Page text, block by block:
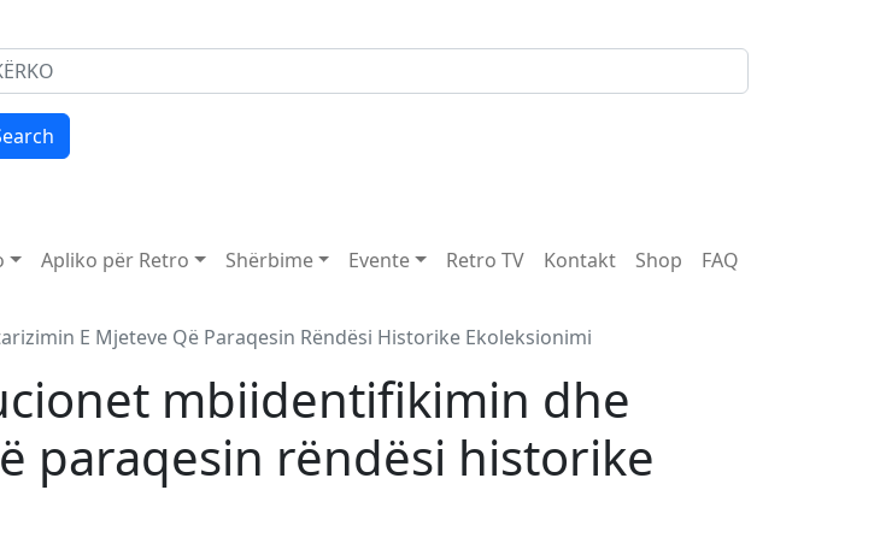
Apliko për Retro Shërbime Evente Retro TV Kontakt Shop
FAQ
E Mjeteve Që Paraqesin Rëndësi Historike Ekoleksionimi
mbiidentifikimin dhe
paraqesin rëndësi historike